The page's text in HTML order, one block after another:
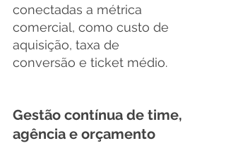
conectadas a métrica
comercial, como custo de
aquisição, taxa de
conversão e ticket médio.
Gestão contínua de time,
agência e orçamento